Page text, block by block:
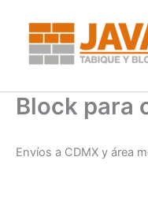
contenido
Block para
Envíos a CDMX y área